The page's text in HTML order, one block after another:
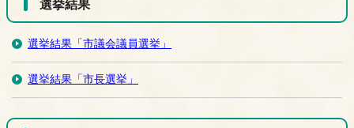
選挙結果
選挙結果「市議会議員選挙」
選挙結果「市長選挙」